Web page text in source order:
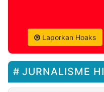
Laporkan Hoaks
JURNALISME